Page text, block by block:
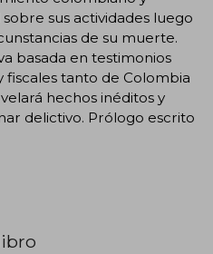
sus actividades luego
de su muerte.
basada en testimonios
fiscales tanto de Colombia
hechos inéditos y
delictivo. Prólogo escrito